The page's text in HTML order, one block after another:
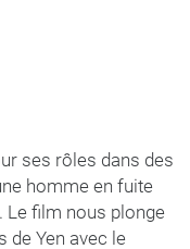
ses rôles dans des
homme en fuite
Le film nous plonge
de Yen avec le